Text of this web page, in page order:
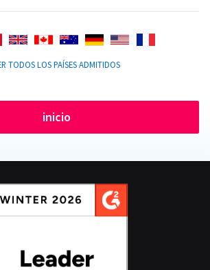
TODOS LOS PAÍSES ADMITIDOS
inicio